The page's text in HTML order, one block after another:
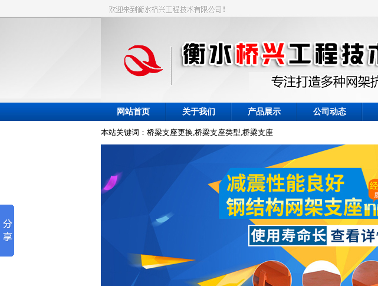
网站首页 关于我们 产品展示 公司动态
本站关键词：桥梁支座更换,桥梁支座类型,桥梁支座